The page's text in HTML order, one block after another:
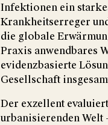
Infektionen ein
Krankheitserreger
die globale
Praxis anwendbares
evidenzbasierte
Gesellschaft
Der exzellent
urbanisierenden Welt